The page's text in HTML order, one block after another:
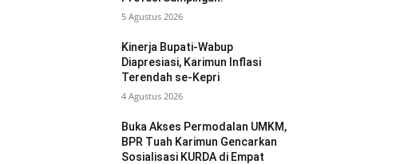
5 Agustus 2026
Kinerja Bupati-Wabup
Diapresiasi, Karimun Inflasi
Terendah se-Kepri
4 Agustus 2026
Buka Akses Permodalan UMKM,
BPR Tuah Karimun Gencarkan
Sosialisasi KURDA di Empat